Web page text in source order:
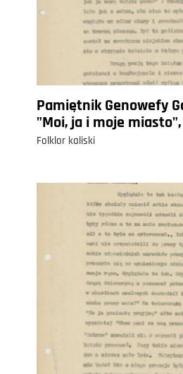
Pamiętnik Genowefy
"Moi, ja i moje miasto",
Folklor kaliski